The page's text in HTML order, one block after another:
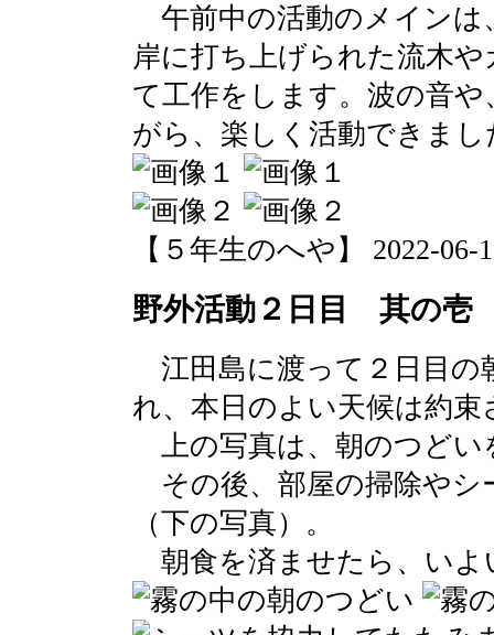
午前中の活動のメインは
岸に打ち上げられた流木
て工作をします。波の音
がら、楽しく活動できまし
【５年生のへや】 2022-06-
野外活動２日目 其の壱
江田島に渡って２日目の
れ、本日のよい天候は約
上の写真は、朝のつどい
その後、部屋の掃除やシ
（下の写真）。
朝食を済ませたら、いよ